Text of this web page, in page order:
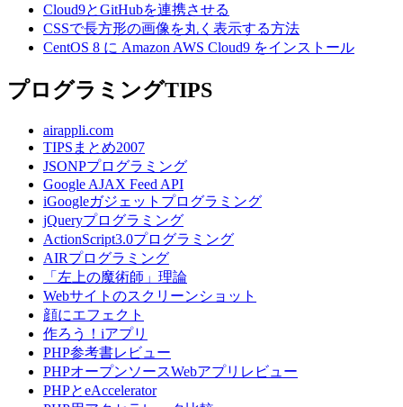
Cloud9とGitHubを連携させる
CSSで長方形の画像を丸く表示する方法
CentOS 8 に Amazon AWS Cloud9 をインストール
プログラミングTIPS
airappli.com
TIPSまとめ2007
JSONPプログラミング
Google AJAX Feed API
iGoogleガジェットプログラミング
jQueryプログラミング
ActionScript3.0プログラミング
AIRプログラミング
「左上の魔術師」理論
Webサイトのスクリーンショット
顔にエフェクト
作ろう！iアプリ
PHP参考書レビュー
PHPオープンソースWebアプリレビュー
PHPとeAccelerator